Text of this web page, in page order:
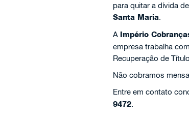
para quitar a dívida
Santa Maria.
A Império
empresa trabalha
Recuperação de
Não cobramos
Entre em contato
9472.